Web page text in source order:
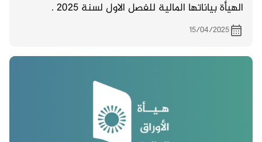
الهيأة بياناتها المالية للفصل الاول لسنة 2025 .
15/04/2025